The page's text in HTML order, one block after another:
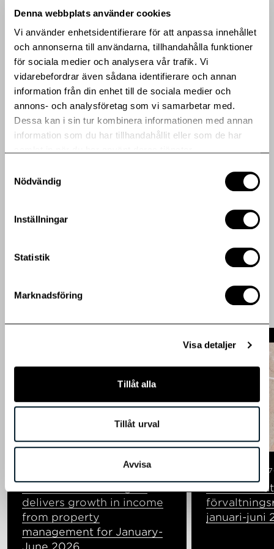
Denna webbplats använder cookies
Vi använder enhetsidentifierare för att anpassa innehållet
och annonserna till användarna, tillhandahålla funktioner
för sociala medier och analysera vår trafik. Vi
vidarebefordrar även sådana identifierare och annan
information från din enhet till de sociala medier och
annons- och analysföretag som vi samarbetar med.
Dessa kan i sin tur kombinera informationen med annan
information som du har tillhandahållit eller som de har
Nödvändig
Inställningar
Statistik
Marknadsföring
Visa detaljer
Tillåt alla
Tillåt urval
Avvisa
Hebas affärsidé är att erbjuda sina hyresgäster en hög
servicenivå, ett attraktivt och tryggt boende med fokus
på Stockholmsregionen genom ett långsiktigt ägande,
engagerad förvaltning och fastighetsutveckling. Heba är
sedan år 1994 noterat på Nasdaq Stockholm AB, Nordic
Mid Cap. Ytterligare information om bolaget finns på
www.hebafast.se.
Bifogade filer
Heba delårsrapport Q1 (pdf)
Fler pressmeddelanden
Regulatorisk
delivers growth in income
from property
management for January-
June 2026
Publicerad: 2026-
Heba
januari-juni